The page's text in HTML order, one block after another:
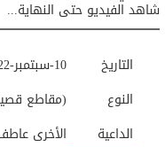
شاهد الفيديو حتى النهاية...
10-سبتمبر-2022
التاريخ
(مقاطع
النوع
الأخرى
الداعية